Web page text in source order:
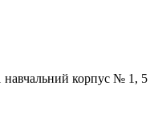
навчальний корпус № 1, 5